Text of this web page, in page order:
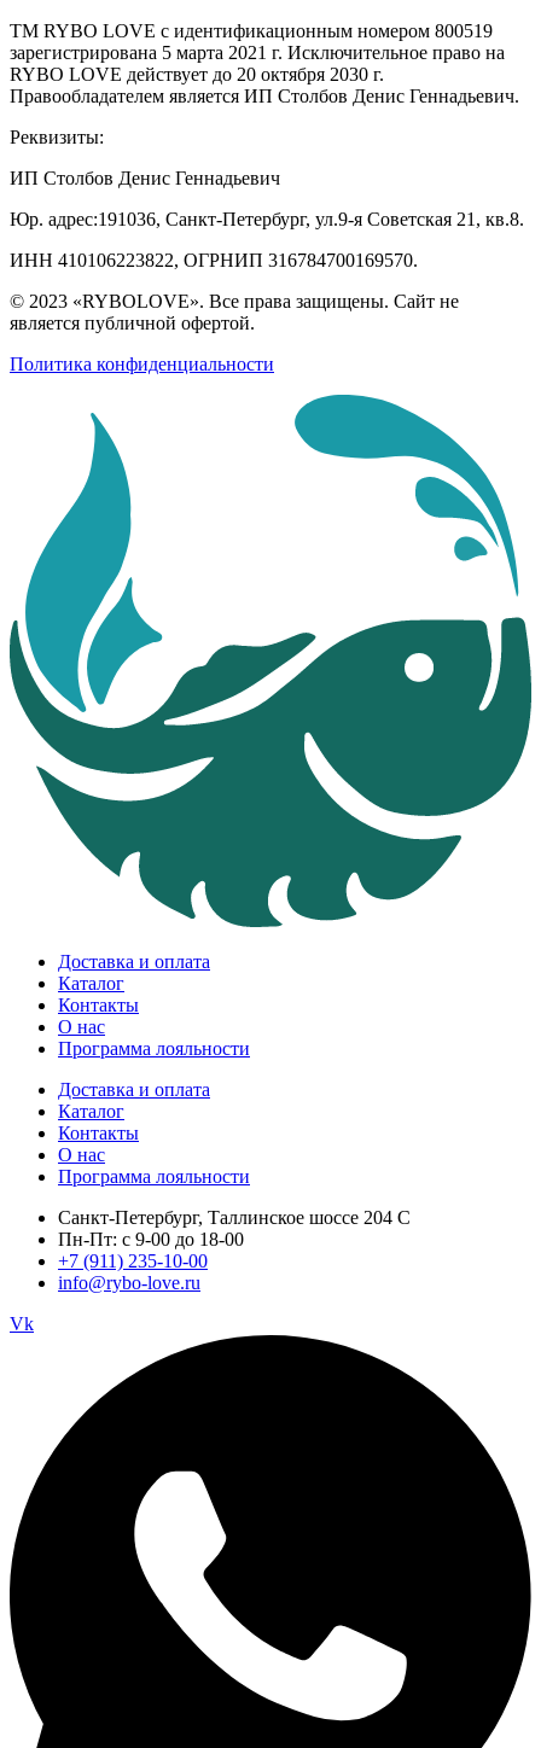
ТМ RYBO LOVE с идентификационным номером 800519
зарегистрирована 5 марта 2021 г. Исключительное право на
RYBO LOVE действует до 20 октября 2030 г.
Правообладателем является ИП Столбов Денис Геннадьевич.
Реквизиты:
ИП Столбов Денис Геннадьевич
Юр. адрес:191036, Санкт-Петербург, ул.9-я Советская 21, кв.8.
ИНН 410106223822, ОГРНИП 316784700169570.
© 2023 «RYBOLOVE». Все права защищены. Сайт не
является публичной офертой.
Политика конфиденциальности
Доставка и оплата
Каталог
Контакты
О нас
Программа лояльности
Доставка и оплата
Каталог
Контакты
О нас
Программа лояльности
Санкт-Петербург, Таллинское шоссе 204 С
Пн-Пт: с 9-00 до 18-00
+7 (911) 235-10-00
info@rybo-love.ru
Vk